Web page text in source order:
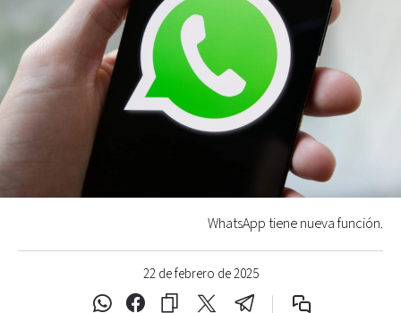
22 de febrero de 2025
WhatsApp tiene nueva función.